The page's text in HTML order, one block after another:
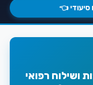
סיעודי 👈
ושילוח רפואי